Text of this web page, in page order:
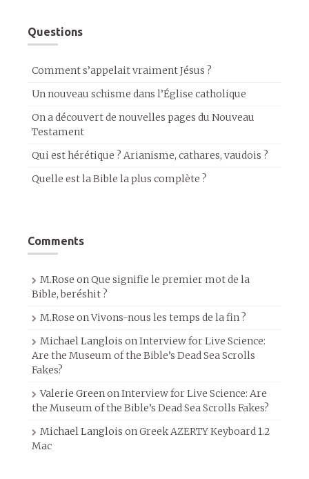
Questions
Comment s’appelait vraiment Jésus ?
Un nouveau schisme dans l’Église catholique
On a découvert de nouvelles pages du Nouveau
Testament
Qui est hérétique ? Arianisme, cathares, vaudois ?
Quelle est la Bible la plus complète ?
Comments
M.Rose onQue signifie le premier mot de la
Bible, beréshit ?
M.Rose onVivons-nous les temps de la fin ?
Michael Langlois onInterview for Live Science:
Are the Museum of the Bible’s Dead Sea Scrolls
Fakes?
Valerie GreenonInterview for Live Science: Are
the Museum of the Bible’s Dead Sea Scrolls Fakes?
Michael Langlois onGreek AZERTY Keyboard 1.2
Mac